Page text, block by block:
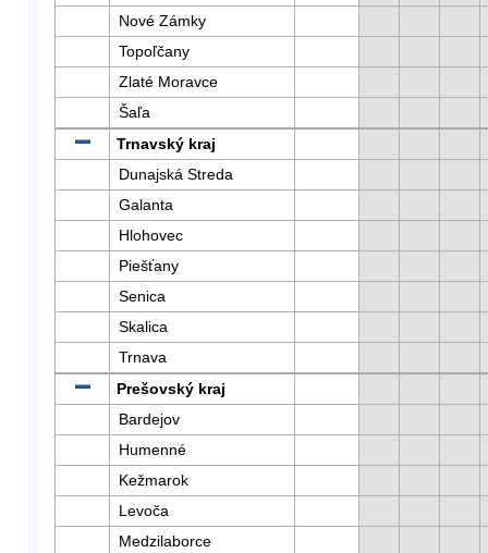
Nové Zámky
Topoľčany
Zlaté Moravce
Šaľa
Trnavský kraj
Dunajská Streda
Galanta
Hlohovec
Piešťany
Senica
Skalica
Trnava
Prešovský kraj
Bardejov
Humenné
Kežmarok
Levoča
Medzilaborce